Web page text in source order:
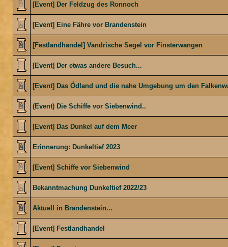
[Event] Der Feldzug des Ronnoch
[Event] Eine Fähre vor Brandenstein
[Festlandhandel] Vandrische Segel vor Finsterwangen
[Event] Der etwas andere Besuch...
[Event] Das Ödland und die nahe Umgebung um den
(Event) Die Schiffe vor Siebenwind..
[Event] Das Dunkel auf dem Meer
Erinnerung: Dunkeltief 2023
[Event] Schiffe vor Siebenwind
Bekanntmachung Dunkeltief 2022/23
Aktuell in Brandenstein...
[Event] Festlandhandel